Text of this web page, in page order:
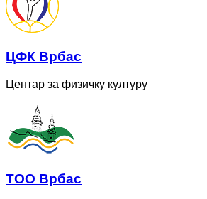
ЦФК Врбас
Центар за физичку културу
ТОО Врбас